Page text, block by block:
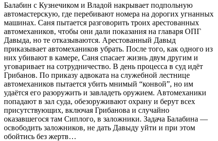
Балабин с Кузнечиком и Владой накрывает подпольную
автомастерскую, где перебивают номера на дорогих угнанных
машинах. Саня пытается разговорить троих арестованных
автомехаников, чтобы они дали показания на главаря ОПГ
Давыда, но те отказываются. Арестованный Давыд
приказывает автомехаников убрать. После того, как одного из
них убивают в камере, Саня спасает жизнь двум другим и
уговаривает на сотрудничество. В день процесса в суд идёт
Грибанов. По приказу адвоката на служебной лестнице
автомехаников пытается убить мнимый “конвой”, но им
удаётся его разоружить и завладеть оружием. Автомеханики
попадают в зал суда, обезоруживают охрану и берут всех
присутствующих, включая Грибанова и случайно
оказавшегося там Сиплого, в заложники. Задача Балабина —
освободить заложников, не дать Давыду уйти и при этом
обойтись без жертв…